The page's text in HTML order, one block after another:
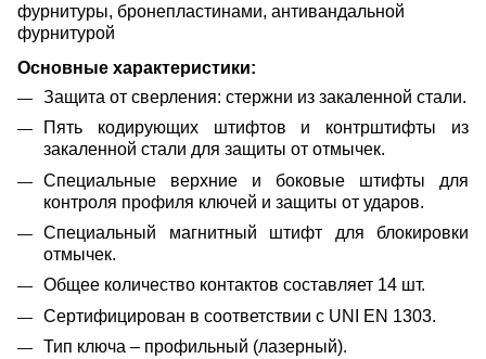
фурнитуры, бронепластинами, антивандальной
фурнитурой
Основные характеристики:
Защита от сверления: стержни из закаленной стали.
Пять кодирующих штифтов и контрштифты из
закаленной стали для защиты от отмычек.
Специальные верхние и боковые штифты для
контроля профиля ключей и защиты от ударов.
Специальный магнитный штифт для блокировки
отмычек.
Общее количество контактов составляет 14 шт.
Сертифицирован в соответствии с UNI EN 1303.
Тип ключа – профильный (лазерный).